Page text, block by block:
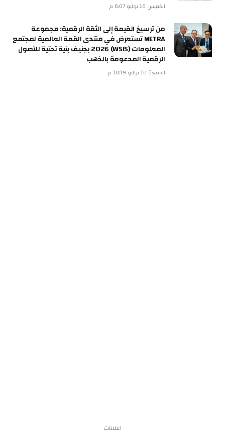
الخميس 16 يوليو 6:07 م
من ترسيخ القيمة إلى الثقة الرقمية: مجموعة
METRA تستعرض في منتدى القمة العالمية لمجتمع
المعلومات (WSIS) 2026 بجنيف بنية تحتية للأصول
الرقمية المدعومة بالذهب
الجمعة 10 يوليو 10:19 م
اعلانات